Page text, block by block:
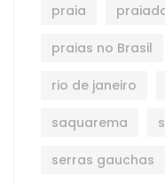
praia
praias no Brasil
rio de janeiro
saquarema
serras gauchas